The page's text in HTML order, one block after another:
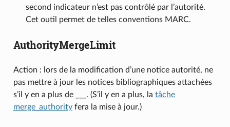
second indicateur n’est pas contrôlé par l’autorité.
Cet outil permet de telles conventions MARC.
AuthorityMergeLimit
Action : lors de la modification d’une notice autorité, ne
pas mettre à jour les notices bibliographiques attachées
s’il y en a plus de ___. (S’il y en a plus, la tâche
merge_authorityfera la mise à jour.)